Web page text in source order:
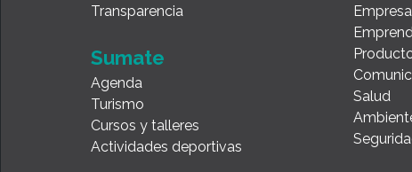
Transparencia
Sumate
Agenda
Turismo
Cursos y talleres
Actividades deportivas
Salud